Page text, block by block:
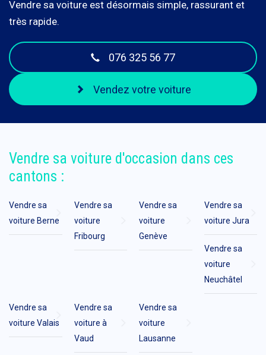
Vendre sa voiture est désormais simple, rassurant et
très rapide.
076 325 56 77
Vendez votre voiture
Vendre sa voiture d'occasion dans ces
cantons :
Vendre sa
voiture Berne
Vendre sa
voiture
Fribourg
Vendre sa
voiture
Genève
Vendre sa
voiture Jura
Vendre sa
voiture
Neuchâtel
Vendre sa
voiture Valais
Vendre sa
voiture à
Vaud
Vendre sa
voiture
Lausanne